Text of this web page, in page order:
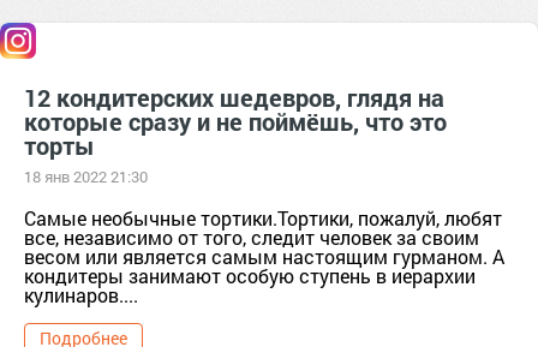
12 кондитерских шедевров, глядя на
которые сразу и не поймёшь, что это
торты
18 янв 2022 21:30
Самые необычные тортики.Тортики, пожалуй, любят
все, независимо от того, следит человек за своим
весом или является самым настоящим гурманом. А
кондитеры занимают особую ступень в иерархии
кулинаров....
Подробнее